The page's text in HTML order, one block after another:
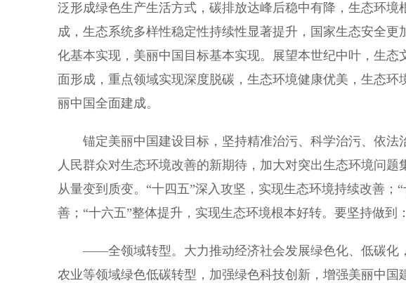
泛形成绿色生产生活方式，碳排放达峰后稳中有降，生态环
成，生态系统多样性稳定性持续性显著提升，国家生态安全
化基本实现，美丽中国目标基本实现。展望本世纪中叶，生
面形成，重点领域实现深度脱碳，生态环境健康优美，生态
丽中国全面建成。
锚定美丽中国建设目标，坚持精准治污、科学治污、依法
人民群众对生态环境改善的新期待，加大对突出生态环境问
从量变到质变。“十四五”深入攻坚，实现生态环境持续改善；
善；“十六五”整体提升，实现生态环境根本好转。要坚持做到：
——全领域转型。大力推动经济社会发展绿色化、低碳化，
农业等领域绿色低碳转型，加强绿色科技创新，增强美丽中国